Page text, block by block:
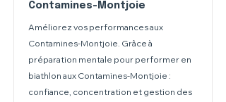
Contamines-Montjoie
Améliorez vos performances aux
Contamines-Montjoie. Grâce à
préparation mentale pour performer en
biathlon aux Contamines-Montjoie :
confiance, concentration et gestion des